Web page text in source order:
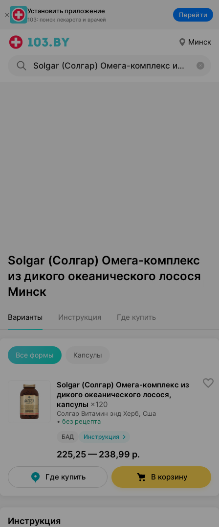
Установить приложение
103: поиск лекарств и врачей
Перейти
Минск
Solgar (Солгар) Омега-комплекс
из дикого океанического лосося
Минск
Варианты Инструкция Где купить
Все формы Капсулы
Solgar (Солгар) Омега-комплекс из
дикого океанического лосося,
капсулы ×120
Солгар Витамин энд Херб , Сша
• без рецепта
БАД Инструкция
225,25 — 238,99 р.
Где купить В корзину
Инструкция